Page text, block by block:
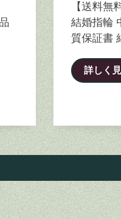
【送料無
結婚指輪
質保証書
詳しく